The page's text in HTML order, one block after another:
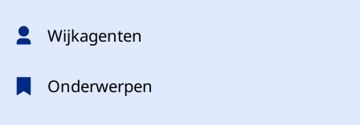
Wijkagenten
Onderwerpen